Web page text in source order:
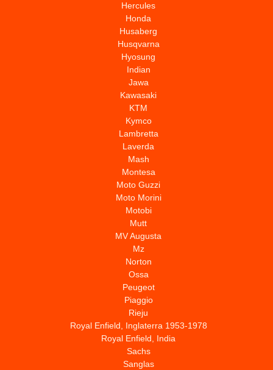
Hercules
Honda
Husaberg
Husqvarna
Hyosung
Indian
Jawa
Kawasaki
KTM
Kymco
Lambretta
Laverda
Mash
Montesa
Moto Guzzi
Moto Morini
Motobi
Mutt
MV Augusta
Mz
Norton
Ossa
Peugeot
Piaggio
Rieju
Royal Enfield, Inglaterra 1953-1978
Royal Enfield, India
Sachs
Sanglas